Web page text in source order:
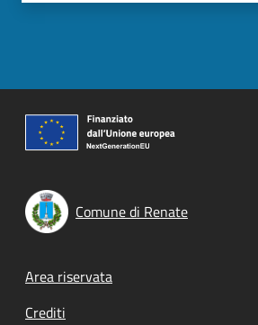
Comune di Renate
Footer menu
Area riservata
Crediti